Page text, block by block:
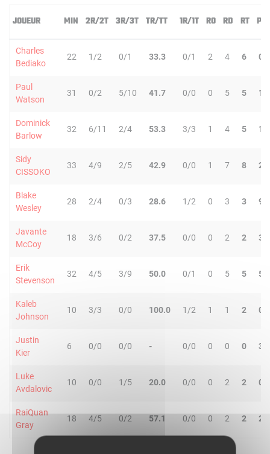
JOUEUR MIN 2R/2T 3R/3T TR/TT 1R/1T RO RD RT PD
Charles
Bediako
22 1/2 0/1 33.3 0/1 2 4 6 0
Paul
Watson
31 0/2 5/10 41.7 0/0 0 5 5 1
Dominick
Barlow
32 6/11 2/4 53.3 3/3 1 4 5 1
Sidy
CISSOKO
33 4/9 2/5 42.9 0/0 1 7 8 2
Blake
Wesley
28 2/4 0/3 28.6 1/2 0 3 3 9
Javante
McCoy
18 3/6 0/2 37.5 0/0 0 2 2 3
Erik
Stevenson
32 4/5 3/9 50.0 0/1 0 5 5 5
Kaleb
Johnson
10 3/3 0/0 100.0 1/2 1 1 2 0
Justin
Kier
6 0/0 0/0 - 0/0 0 0 0 3
Luke
Avdalovic
10 0/0 1/5 20.0 0/0 0 2 2 0
RaiQuan
Gray
18 4/5 0/2 57.1 0/0 0 2 2 2